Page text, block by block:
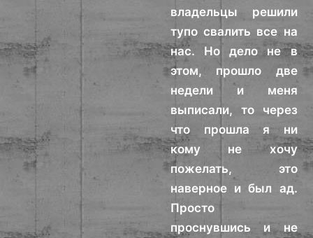
владельцы решили
тупо свалить все на
нас. Но дело не в
этом, прошло две
недели и меня
выписали, то через
что прошла я ни
кому не хочу
пожелать, это
наверное и был ад.
Просто
проснувшись и не